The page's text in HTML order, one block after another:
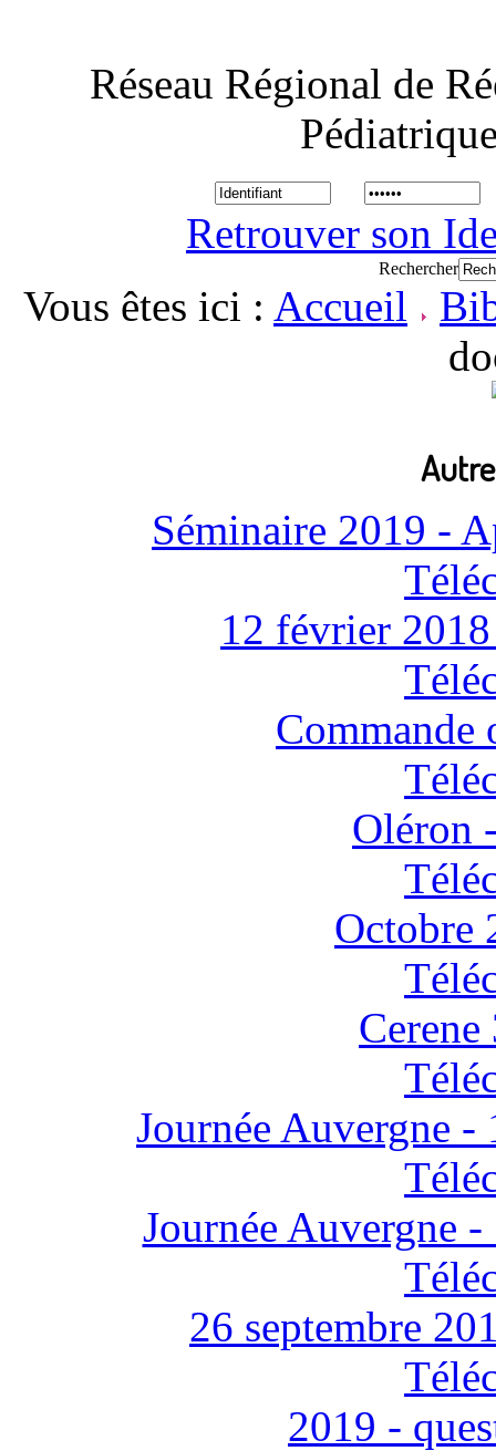
Réseau Régional de
Retrouver son
Rechercher
Vous êtes ici : Accueil
Séminaire 2019 -
12 février
Commande
Oléron
Octobre
Journée Auvergne
Journée Auvergne
26 septembre
2019 -